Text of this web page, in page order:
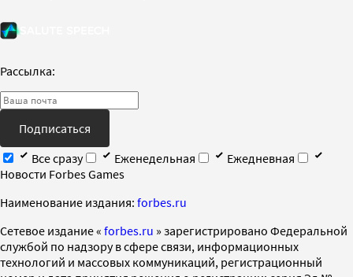
Рассылка:
Подписаться
Все сразу
Еженедельная
Ежедневная
Новости Forbes Games
Наименование издания: forbes.ru
Cетевое издание « forbes.ru » зарегистрировано Федеральной
службой по надзору в сфере связи, информационных
технологий и массовых коммуникаций, регистрационный